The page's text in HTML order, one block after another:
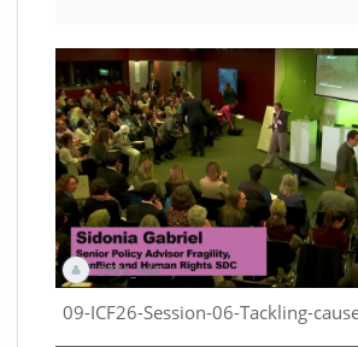
DEZA_HAF
01:18:01 duration